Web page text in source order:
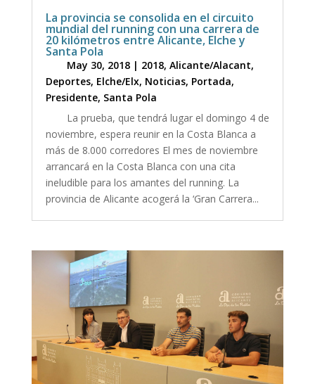
La provincia se consolida en el circuito
mundial del running con una carrera de
20 kilómetros entre Alicante, Elche y
Santa Pola
May 30, 2018| 2018, Alicante/Alacant,
Deportes, Elche/Elx, Noticias, Portada,
Presidente, Santa Pola
La prueba, que tendrá lugar el domingo 4 de
noviembre, espera reunir en la Costa Blanca a
más de 8.000 corredores El mes de noviembre
arrancará en la Costa Blanca con una cita
ineludible para los amantes del running. La
provincia de Alicante acogerá la ‘Gran Carrera...